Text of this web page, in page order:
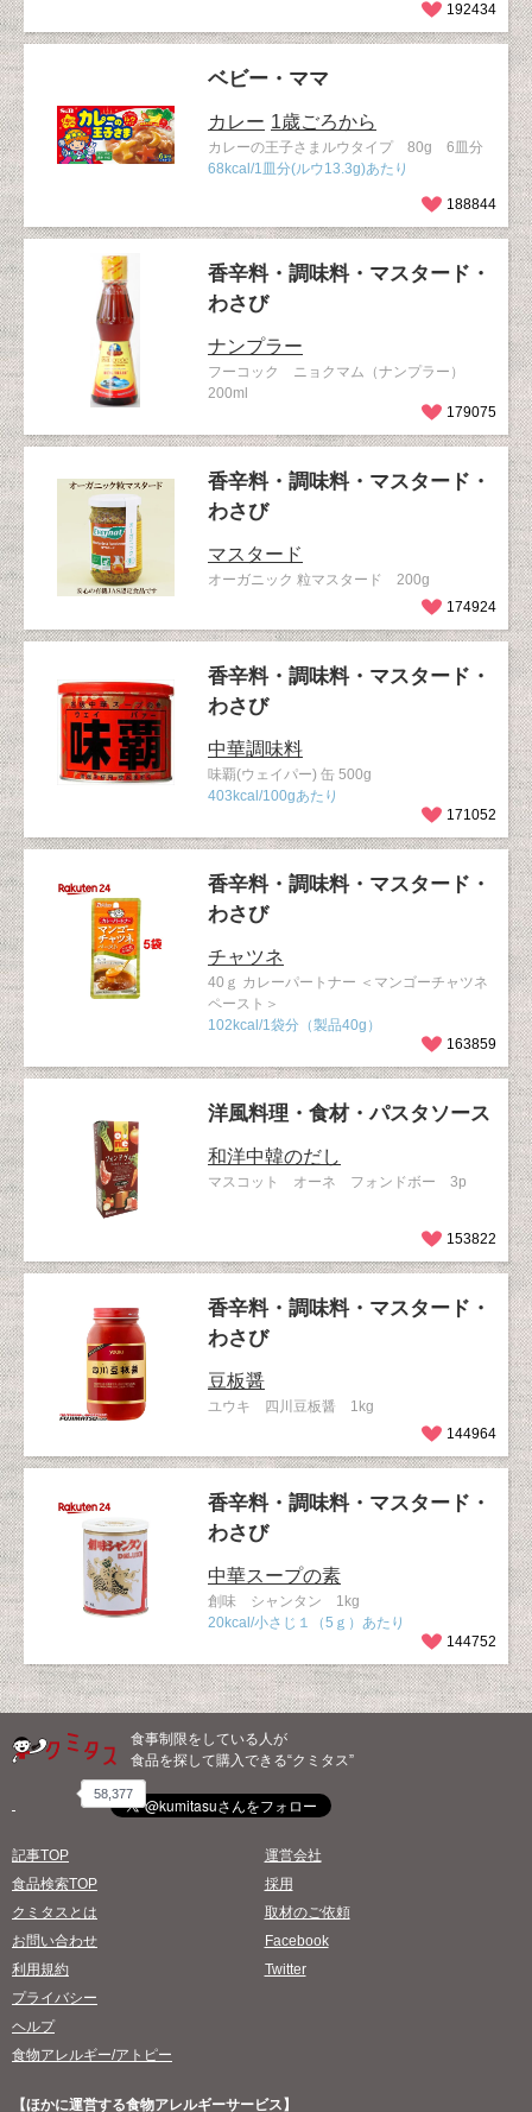
192434
ベビー・ママ
カレー 1歳ごろから
カレーの王子さまルウタイプ 80g 6皿分
68kcal/1皿分(ルウ13.3g)あたり
188844
香辛料・調味料・マスタード・
わさび
ナンプラー
フーコック ニョクマム（ナンプラー）
200ml
179075
香辛料・調味料・マスタード・
わさび
マスタード
オーガニック 粒マスタード 200g
174924
香辛料・調味料・マスタード・
わさび
中華調味料
味覇(ウェイパー) 缶 500g
403kcal/100gあたり
171052
香辛料・調味料・マスタード・
わさび
チャツネ
40ｇ カレーパートナー ＜マンゴーチャツネ
ペースト＞
102kcal/1袋分（製品40g）
163859
洋風料理・食材・パスタソース
和洋中韓のだし
マスコット オーネ フォンドボー 3p
153822
香辛料・調味料・マスタード・
わさび
豆板醤
ユウキ 四川豆板醤 1kg
144964
香辛料・調味料・マスタード・
わさび
中華スープの素
創味 シャンタン 1kg
20kcal/小さじ１（5ｇ）あたり
144752
食事制限をしている人が
食品を探して購入できる“クミタス”
58,377
記事TOP
食品検索TOP
クミタスとは
お問い合わせ
利用規約
プライバシー
ヘルプ
食物アレルギー/アトピー
運営会社
採用
取材のご依頼
Facebook
Twitter
【ほかに運営する食物アレルギーサービス】